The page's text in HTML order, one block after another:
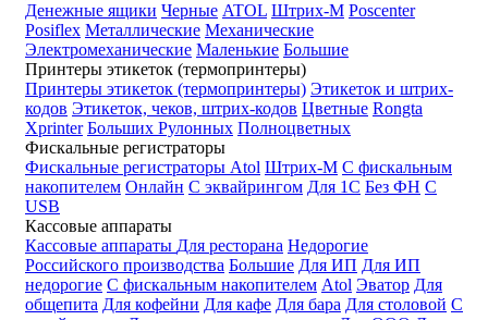
Денежные ящики Черные ATOL Штрих-М Poscenter
Posiflex Металлические Механические
Электромеханические Маленькие Большие
Принтеры этикеток (термопринтеры)
Принтеры этикеток (термопринтеры) Этикеток и штрих-
кодов Этикеток, чеков, штрих-кодов Цветные Rongta
Xprinter Больших Рулонных Полноцветных
Фискальные регистраторы
Фискальные регистраторы Atol Штрих-М С фискальным
накопителем Онлайн С эквайрингом Для 1С Без ФН С
USB
Кассовые аппараты
Кассовые аппараты Для ресторана Недорогие
Российского производства Большие Для ИП Для ИП
недорогие С фискальным накопителем Atol Эватор Для
общепита Для кофейни Для кафе Для бара Для столовой С